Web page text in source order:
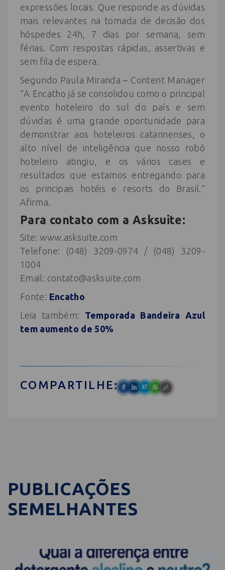
expressões locais. Que responde as dúvidas
mais relevantes na tomada de decisão dos
hóspedes 24h, 7 dias por semana, sem
férias. Com respostas rápidas, assertivas e
sem fila de espera.
Segundo Paula Miranda – Content Manager
“A Encatho já se consolidou como o principal
evento hoteleiro do sul do país e sem
dúvidas é uma grande oportunidade para
demonstrar aos hoteleiros catarinenses, o
alto nível de inteligência que nosso robô
hoteleiro atingiu, e os vários cases e
resultados que estamos entregando para
os principais hotéis e resorts do Brasil.”
Afirma.
Para contato com a Asksuite:
Site: www.asksuite.com
Telefone: (048) 3209-0974 / (048) 3209-
1004
Email: contato@asksuite.com
Fonte: Encatho
Leia também: Temporada Bandeira Azul
tem aumento de 50%
COMPARTILHE:
PUBLICAÇÕES
SEMELHANTES